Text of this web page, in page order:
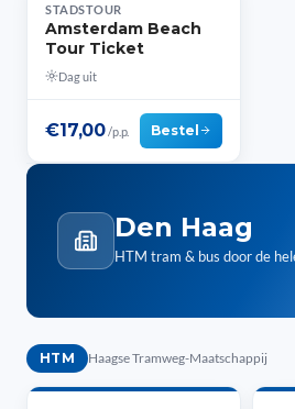
STADSTOUR
Amsterdam Beach
Tour Ticket
Dag uit
€17,00/p.p. Bestel
Den Haag
HTM tram & bus door de
HTM Haagse Tramweg-Maatschappij